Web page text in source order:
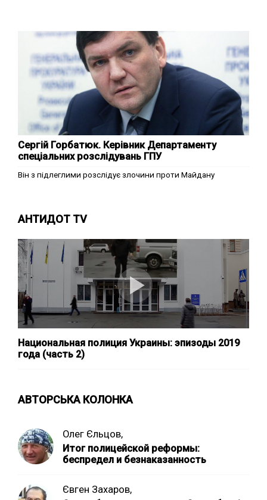
Сергій Горбатюк. Керівник Департаменту
спеціальних розслідувань ГПУ
Він з підлеглими розслідує злочини проти Майдану
АНТИДОТ TV
Национальная полиция Украины: эпизоды 2019
года (часть 2)
АВТОРСЬКА КОЛОНКА
Олег Єльцов,
Итог полицейской реформы:
беспредел и безнаказанность
Євген Захаров,